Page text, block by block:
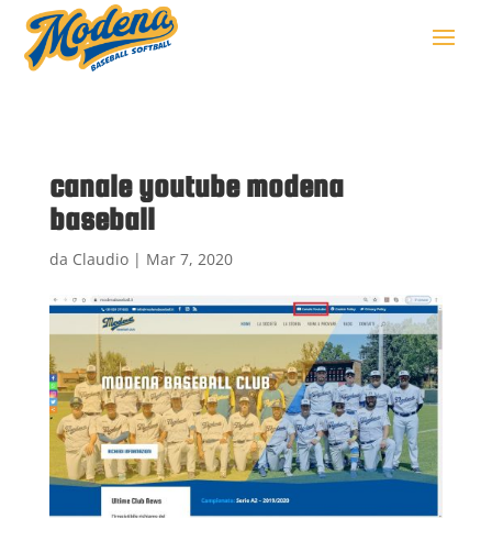
canale youtube modena
baseball
da Claudio| Mar 7, 2020